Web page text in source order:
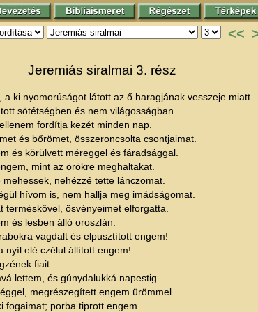
<<
Jeremiás siralmai 3. rész
a ki nyomorúságot látott az ő haragjának vesszeje miatt.
sötétségben és nem világosságban.
fordítja kezét minden nap.
és bőrömet, összeroncsolta csontjaimat.
és körülvett méreggel és fáradsággal.
mint az örökre meghaltakat.
nehézzé tette lánczomat.
hívom is, nem hallja meg imádságomat.
terméskővel, ösvényeimet elforgatta.
és lesben álló oroszlán.
vagdalt és elpusztított engem!
nyíl elé czélul állított engem!
fiait.
lettem, és gúnydalukká napestig.
megrészegített engem ürömmel.
fogaimat; porba tiprott engem.